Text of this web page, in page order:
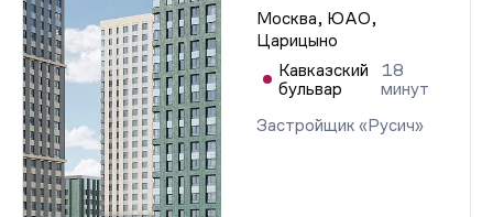
Москва, ЮАО,
Царицыно
Кавказский
бульвар
18
минут
Застройщик «Русич»